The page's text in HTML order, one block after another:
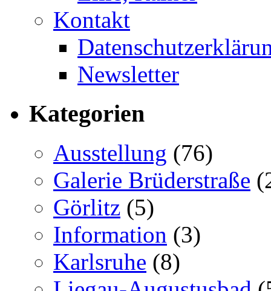
Kontakt
Newsletter
Kategorien
Ausstellung (76)
Galerie Brüderstraße
Görlitz (5)
Information (3)
Karlsruhe (8)